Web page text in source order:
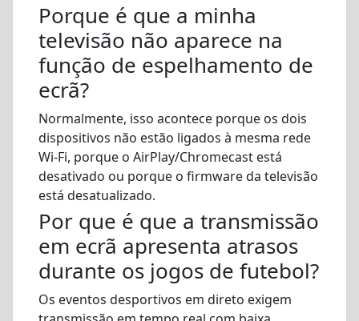
Porque é que a minha
televisão não aparece na
função de espelhamento de
ecrã?
Normalmente, isso acontece porque os dois
dispositivos não estão ligados à mesma rede
Wi-Fi, porque o AirPlay/Chromecast está
desativado ou porque o firmware da televisão
está desatualizado.
Por que é que a transmissão
em ecrã apresenta atrasos
durante os jogos de futebol?
Os eventos desportivos em direto exigem